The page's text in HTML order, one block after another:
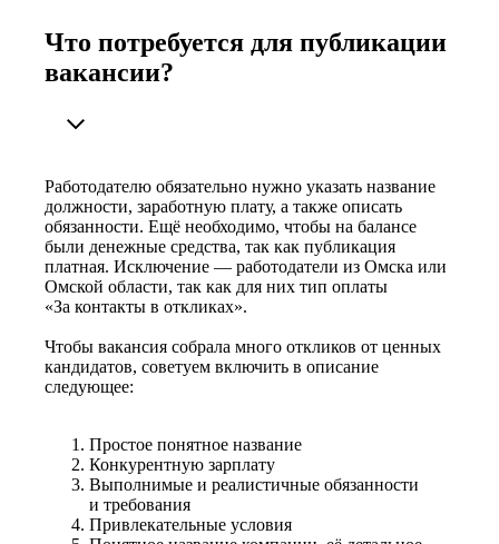
Что потребуется для публикации
вакансии?
Работодателю обязательно нужно указать название
должности, заработную плату, а также описать
обязанности. Ещё необходимо, чтобы на балансе
были денежные средства, так как публикация
платная. Исключение — работодатели из Омска или
Омской области, так как для них тип оплаты
«За контакты в откликах».
Чтобы вакансия собрала много откликов от ценных
кандидатов, советуем включить в описание
следующее:
Простое понятное название
Конкурентную зарплату
Выполнимые и реалистичные обязанности
и требования
Привлекательные условия